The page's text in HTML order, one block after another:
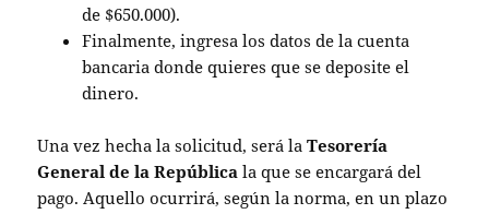
de $650.000).
Finalmente, ingresa los datos de la cuenta
bancaria donde quieres que se deposite el
dinero.
Una vez hecha la solicitud, será laTesorería
General de la República la que se encargará del
pago. Aquello ocurrirá, según la norma, en un plazo